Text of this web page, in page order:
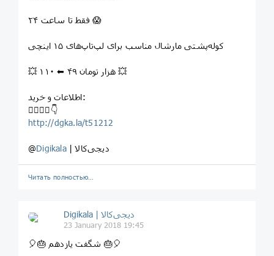
فقط تا ساعت ۲۴ 😱
⁣کوله‌پشتی مارشال مناسب برای لپ‌تاپ‌های ۱۵ اينچی
💥 ۱۱۰ ⬅ ۴۹ هزار تومان 💥
اطلاعات و خرید:
⁣👇🏻👇🏼👇
http://dgka.la/t51212
@Digikala | دیجی‌کالا
Читать полностью…
Digikala | دیجی‌کالا
23 January 2018 19:45
⁣🎈⁣🎂 شگفت یازدهم ⁣🎂🎈